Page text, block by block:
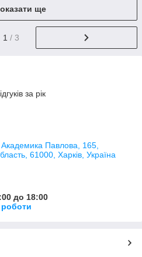
ще
1 / 3
за рік
Павлова, 165,
61000, Харків, Україна
до 18:00
роботи